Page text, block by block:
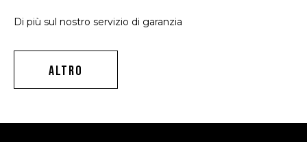
Di più sul nostro servizio di garanzia
ALTRO